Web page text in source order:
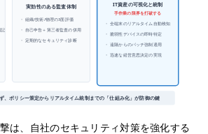
記
実効性のある監査体制
・ 組織/技術/物理の3面評価
・ 自己申告＋第三者監査の併用
・ 定期的なセキュリティ診断
IT資産の可視化と統制
手作業の限界を打破する
・ 全端末のリアルタイム自動検知
・ 脆弱性デバイスの即時特定
・ 遠隔からのパッチ強制適用
・ 迅速な経営意思決定の実現
、ポリシー策定からリアルタイム統制までの「仕組み化」が防御の鍵
は、自社のセキュリティ対策を強化する